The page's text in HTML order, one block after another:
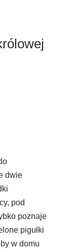
dwie
pod
poznaje
pigułki
w domu